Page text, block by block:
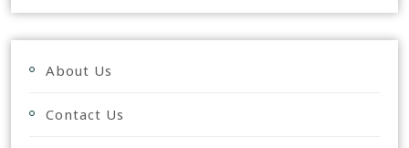
About Us
Contact Us